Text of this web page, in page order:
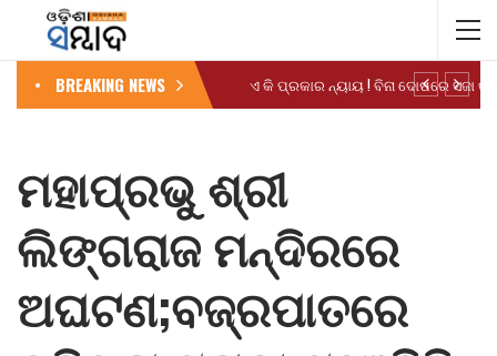
BREAKING NEWS
ମହାପ୍ରଭୁ ଶ୍ରୀ
ଲିଙ୍ଗରାଜ ମନ୍ଦିରରେ
ଅଘଟଣ;ବଜ୍ରପାତରେ